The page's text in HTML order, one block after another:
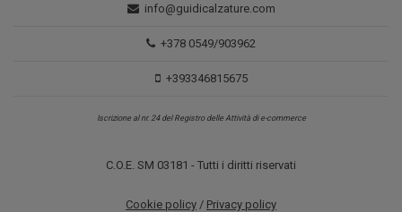
info@guidicalzature.com
+378 0549/903962
+393346815675
Iscrizione al nr. 24 del Registro delle Attività di e-commerce
C.O.E. SM 03181 - Tutti i diritti riservati
Cookie policy / Privacy policy